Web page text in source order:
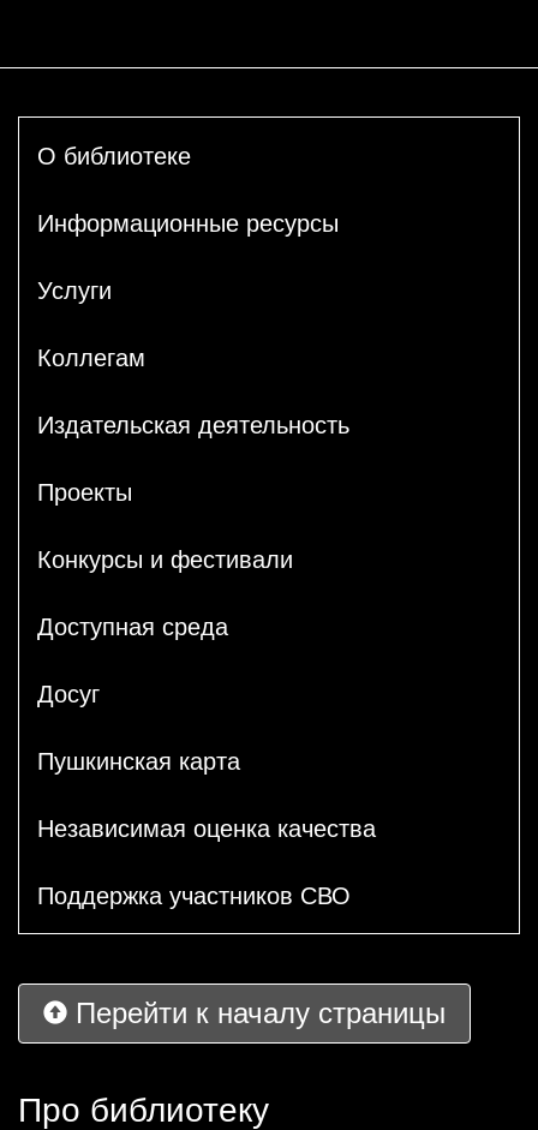
О библиотеке
Информационные ресурсы
Услуги
Коллегам
Издательская деятельность
Проекты
Конкурсы и фестивали
Доступная среда
Досуг
Пушкинская карта
Независимая оценка качества
Поддержка участников СВО
Перейти к началу страницы
Про библиотеку